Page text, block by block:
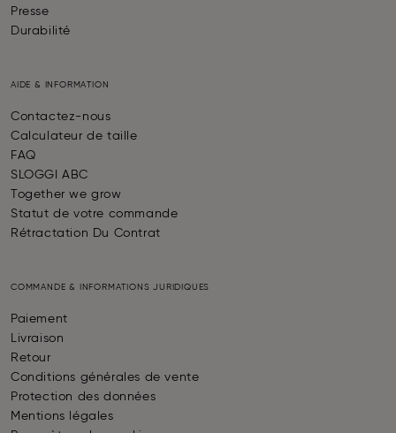
Presse
Durabilité
AIDE & INFORMATION
Contactez-nous
Calculateur de taille
FAQ
SLOGGI ABC
Together we grow
Statut de votre commande
Rétractation Du Contrat
COMMANDE & INFORMATIONS JURIDIQUES
Paiement
Livraison
Retour
Conditions générales de vente
Protection des données
Mentions légales